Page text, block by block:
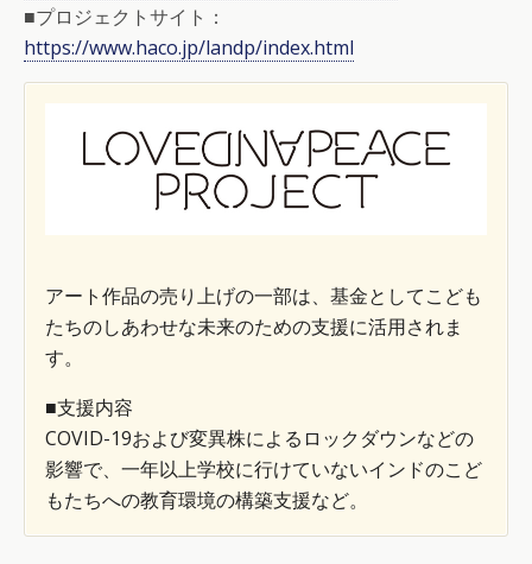
■プロジェクトサイト：
https://www.haco.jp/landp/index.html
アート作品の売り上げの一部は、基金としてこども
たちのしあわせな未来のための支援に活用されま
す。
■支援内容
COVID-19および変異株によるロックダウンなどの
影響で、一年以上学校に行けていないインドのこど
もたちへの教育環境の構築支援など。